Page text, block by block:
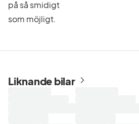
på så smidigt
som möjligt.
Liknande bilar